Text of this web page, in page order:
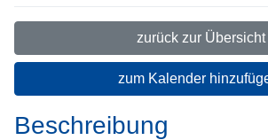
zurück zur Übersicht
zum Kalender
Beschreibung